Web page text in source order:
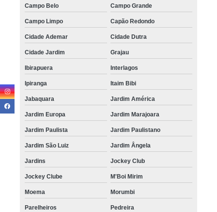
Campo Belo Campo Grande
Campo Limpo Capão Redondo
Cidade Ademar Cidade Dutra
Cidade Jardim Grajau
Ibirapuera Interlagos
Ipiranga Itaim Bibi
Jabaquara Jardim América
Jardim Europa Jardim Marajoara
Jardim Paulista Jardim Paulistano
Jardim São Luiz Jardim Ângela
Jardins Jockey Club
Jockey Clube M'Boi Mirim
Moema Morumbi
Parelheiros Pedreira